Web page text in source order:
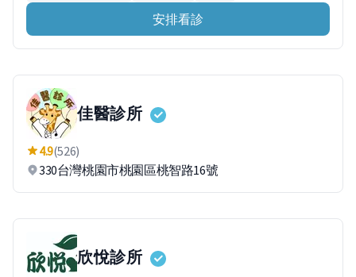
安排看診
佳醫診所
4.9(526)
330台灣桃園市桃園區桃智路16號
欣悅診所